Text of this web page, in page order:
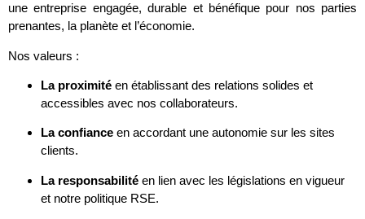
une entreprise engagée, durable et bénéfique pour nos parties
prenantes, la planète et l’économie.
Nos valeurs :
La proximité en établissant des relations solides et
accessibles avec nos collaborateurs.
La confiance en accordant une autonomie sur les sites
clients.
La responsabilité en lien avec les législations en vigueur
et notre politique RSE.